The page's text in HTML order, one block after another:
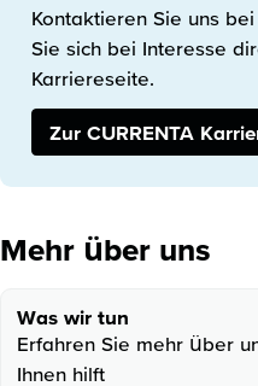
Kontaktieren Sie uns
Sie sich bei Interesse
Karriereseite.
Zur CURRENTA
Mehr über uns
Was wir tun
Erfahren Sie mehr über
Ihnen hilft